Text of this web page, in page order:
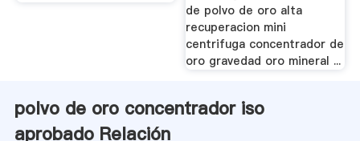
de polvo de oro alta
recuperacion mini
centrifuga concentrador de
oro gravedad oro mineral ...
polvo de oro concentrador iso
aprobado Relación